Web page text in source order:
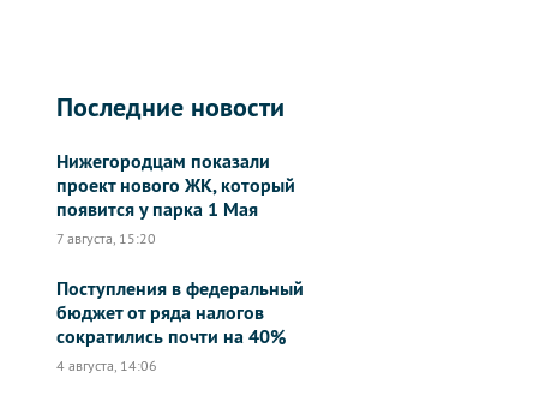
Последние новости
Нижегородцам показали
проект нового ЖК, который
появится у парка 1 Мая
7 августа, 15:20
Поступления в федеральный
бюджет от ряда налогов
сократились почти на 40%
4 августа, 14:06